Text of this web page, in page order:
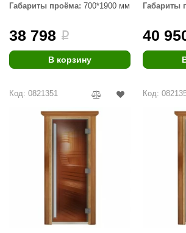
Габариты проёма: 700*1900 мм
38 798 i
В корзину
Габариты
40
Код: 0821351 Код: